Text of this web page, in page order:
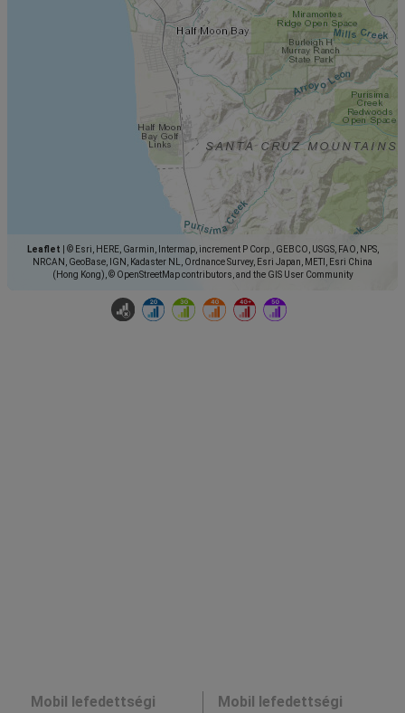
Leaflet
© Esri, HERE, Garmin, Intermap, increment P Corp., GEBCO, USGS, FAO, NPS,
NRCAN, GeoBase, IGN, Kadaster NL, Ordnance Survey, Esri Japan, METI, Esri China
(Hong Kong), © OpenStreetMap contributors, and the GIS User Community
Mobil lefedettségi
Mobil lefedettségi